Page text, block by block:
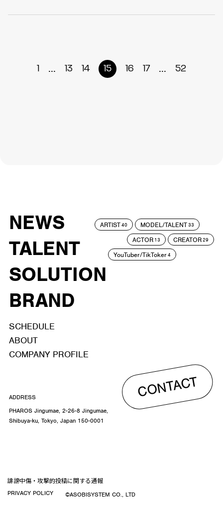
1 ... 13 14 15 16 17 ... 52
NEWS
TALENT
SOLUTION
BRAND
ARTIST40 MODEL/TALENT33
ACTOR 13 CREATOR29
YouTuber/TikToker4
SCHEDULE
ABOUT
COMPANY PROFILE
CONTACT
ADDRESS
PHAROS Jingumae, 2-26-8 Jingumae,
Shibuya-ku, Tokyo, Japan 150-0001
誹謗中傷・攻撃的投稿に関する通報
PRIVACY POLICY
©ASOBISYSTEM CO., LTD